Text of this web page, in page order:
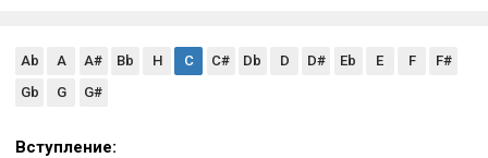
Ab A A# Bb H C C# Db D D# Eb E F
F#
Gb
G G#
Вступление: